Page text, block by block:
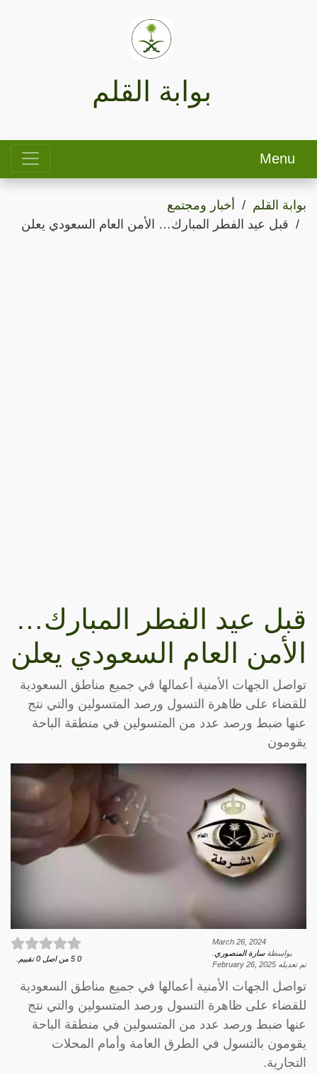
بوابة القلم
Menu
بوابة القلم
أخبار ومجتمع
قبل عيد الفطر المبارك… الأمن العام السعودي يعلن
قبل عيد الفطر المبارك…
الأمن العام السعودي يعلن
تواصل الجهات الأمنية أعمالها في جميع مناطق السعودية
للقضاء على ظاهرة التسول ورصد المتسولين والتي نتج
عنها ضبط ورصد عدد من المتسولين في منطقة الباحة
يقومون
March 26, 2024
بواسطةسارة المنصوري
تم تعديله February 26, 2025
0
5 من اصل 0 تقييم.
تواصل الجهات الأمنية أعمالها في جميع مناطق السعودية
للقضاء على ظاهرة التسول ورصد المتسولين والتي نتج
عنها ضبط ورصد عدد من المتسولين في منطقة الباحة
يقومون بالتسول في الطرق العامة وأمام المحلات
التجارية.